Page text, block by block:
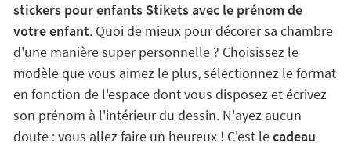
stickers pour enfants Stikets avec le prénom de
votre enfant. Quoi de mieux pour décorer sa chambre
d'une manière super personnelle ? Choisissez le
modèle que vous aimez le plus, sélectionnez le format
en fonction de l'espace dont vous disposez et écrivez
son prénom à l'intérieur du dessin. N'ayez aucun
doute : vous allez faire un heureux ! C'est lecadeau